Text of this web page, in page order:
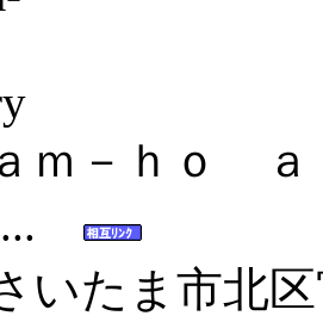
ｍ－ｈｏ
...
いたま市北